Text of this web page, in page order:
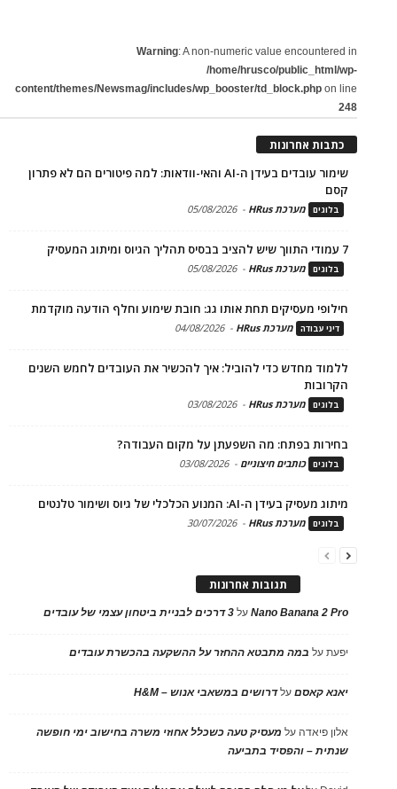
Warning: A non-numeric value encountered in
/home/hrusco/public_html/wp-
content/themes/Newsmag/includes/wp_booster/td_block.php on line
248
כתבות אחרונות
שימור עובדים בעידן ה-AI והאי-וודאות: למה פיטורים הם לא פתרון
קסם
בלוגים מערכת HRus -
05/08/2026
7 עמודי התווך שיש להציב בבסיס תהליך הגיוס ומיתוג המעסיק
בלוגים מערכת HRus -
05/08/2026
חילופי מעסיקים תחת אותו גג: חובת שימוע וחלף הודעה מוקדמת
דיני עבודה מערכת HRus -
04/08/2026
ללמוד מחדש כדי להוביל: איך להכשיר את העובדים לחמש השנים
הקרובות
בלוגים מערכת HRus -
03/08/2026
בחירות בפתח: מה השפעתן על מקום העבודה?
בלוגים כותבים חיצוניים -
03/08/2026
מיתוג מעסיק בעידן ה-AI: המנוע הכלכלי של גיוס ושימור טלנטים
בלוגים מערכת HRus -
30/07/2026
תגובות אחרונות
Nano Banana 2 Proעל 3 דרכים לבניית ביטחון עצמי של עובדים
יפעתעל במה מתבטא ההחזר על ההשקעה בהכשרת עובדים
יאנא קאסםעלדרושים במשאבי אנוש – H&M
אלון פיאדה על מעסיק טעה כשכלל אחוזי משרה בחישוב ימי חופשה
שנתית – והפסיד בתביעה